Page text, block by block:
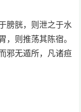
膀胱，则泄之于水
则推荡其陈宿。
邪无遁所，凡诸疸